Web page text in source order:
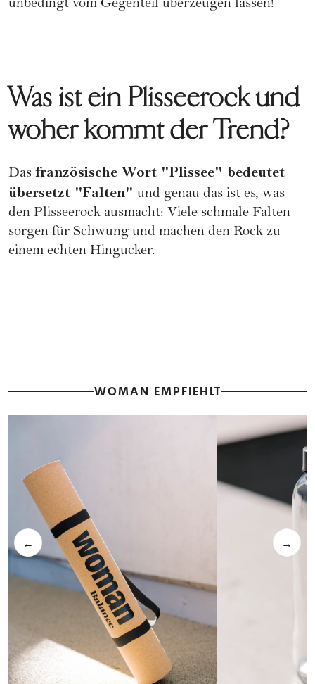
unbedingt vom Gegenteil überzeugen lassen!
Was ist ein Plisseerock und
woher kommt der Trend?
Das französische Wort "Plissee" bedeutet
übersetzt "Falten" und genau das ist es, was
den Plisseerock ausmacht: Viele schmale Falten
sorgen für Schwung und machen den Rock zu
einem echten Hingucker.
WOMAN EMPFIEHLT
← →